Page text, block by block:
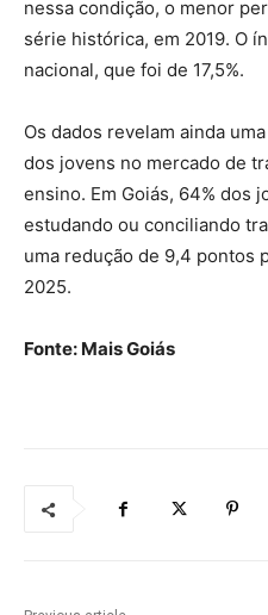
nessa condição, o menor
série histórica, em 2019. O
nacional, que foi de 17,5%.
Os dados revelam ainda
dos jovens no mercado de
ensino. Em Goiás, 64% dos
estudando ou conciliando
uma redução de 9,4 pontos
2025.
Fonte: Mais Goiás